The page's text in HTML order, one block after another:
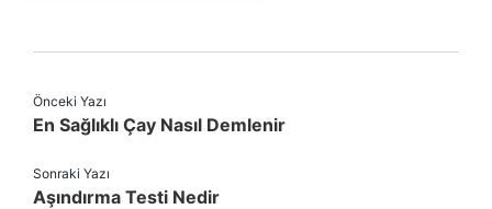
Önceki Yazı
En Sağlıklı Çay Nasıl Demlenir
Sonraki Yazı
Aşındırma Testi Nedir